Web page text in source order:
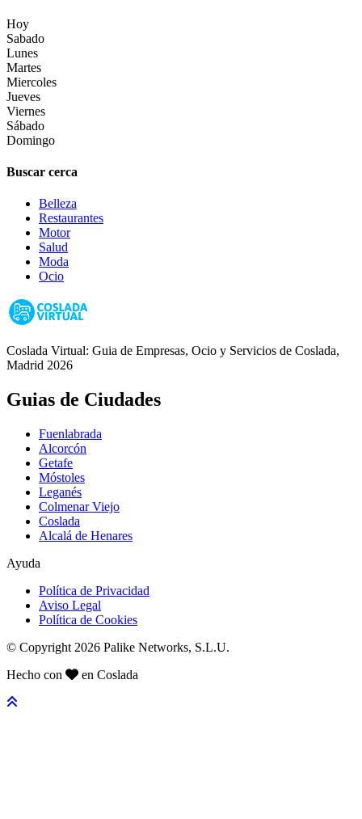
Hoy
Sabado
Lunes
Martes
Miercoles
Jueves
Viernes
Sábado
Domingo
Buscar cerca
Belleza
Restaurantes
Motor
Salud
Moda
Ocio
Coslada Virtual: Guia de Empresas, Ocio y Servicios de Coslada,
Madrid 2026
Guias de Ciudades
Fuenlabrada
Alcorcón
Getafe
Móstoles
Leganés
Colmenar Viejo
Coslada
Alcalá de Henares
Ayuda
Política de Privacidad
Aviso Legal
Política de Cookies
© Copyright 2026 Palike Networks, S.L.U.
Hecho con
en Coslada